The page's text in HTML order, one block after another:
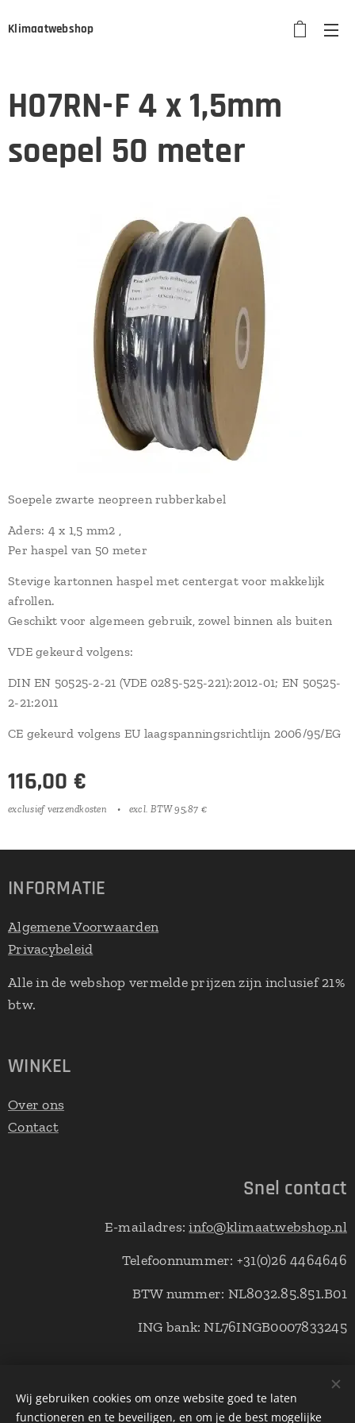
Klimaatwebshop
H07RN-F 4 x 1,5mm
soepel 50 meter
Soepele zwarte neopreen rubberkabel
Aders: 4 x 1,5 mm2 ,
Per haspel van 50 meter
Stevige kartonnen haspel met centergat voor makkelijk
afrollen.
Geschikt voor algemeen gebruik, zowel binnen als buiten
VDE gekeurd volgens:
DIN EN 50525-2-21 (VDE 0285-525-221):2012-01; EN 50525-
2-21:2011
CE gekeurd volgens EU laagspanningsrichtlijn 2006/95/EG
116,00 €
exclusief verzendkosten excl. BTW 95,87 €
INFORMATIE
Algemene Voorwaarden
Privacybeleid
Alle in de webshop vermelde prijzen zijn inclusief 21%
btw.
WINKEL
Over ons
Contact
Snel contact
E-mailadres:info@klimaatwebshop.nl
Telefoonnummer: +31(0)26 4464646
BTW nummer: NL8032.85.851.B01
ING bank: NL76INGB0007833245
© Copyright klimaatwebshop 2021 alle rechten voorbehouden.
Cookies
Wij gebruiken cookies om onze website goed te laten
functioneren en te beveiligen, en om je de best mogelijke